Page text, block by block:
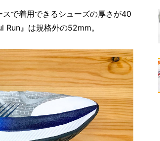
で着用できるシューズの厚さが40
Run』は規格外の52mm。